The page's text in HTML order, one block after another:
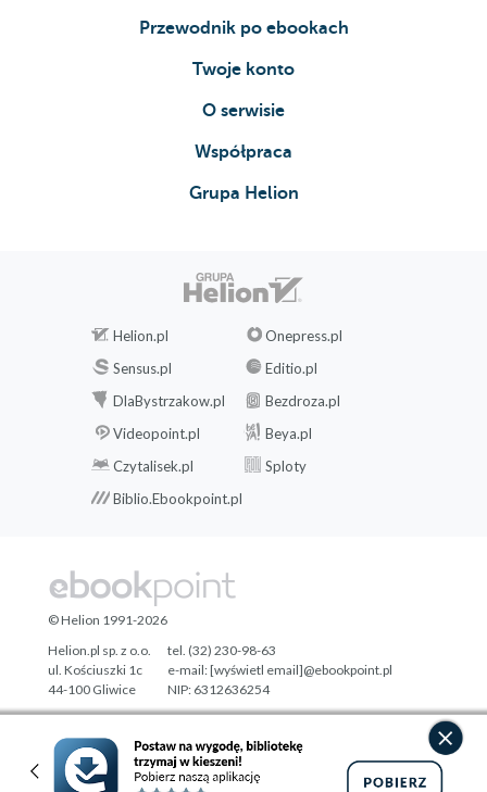
Przewodnik po ebookach
Twoje konto
O serwisie
Współpraca
Grupa Helion
Helion.pl
Onepress.pl
Sensus.pl
Editio.pl
DlaBystrzakow.pl
Bezdroza.pl
Videopoint.pl
Beya.pl
Czytalisek.pl
Sploty
Biblio.Ebookpoint.pl
Designed with ♥ byTonik.pl
© Helion 1991-2026
Helion.pl sp. z o.o.
ul. Kościuszki 1c
44-100 Gliwice
tel. (32) 230-98-63
e-mail:[wyświetl email]@ebookpoint.pl
NIP: 6312636254
Regon: 241989027